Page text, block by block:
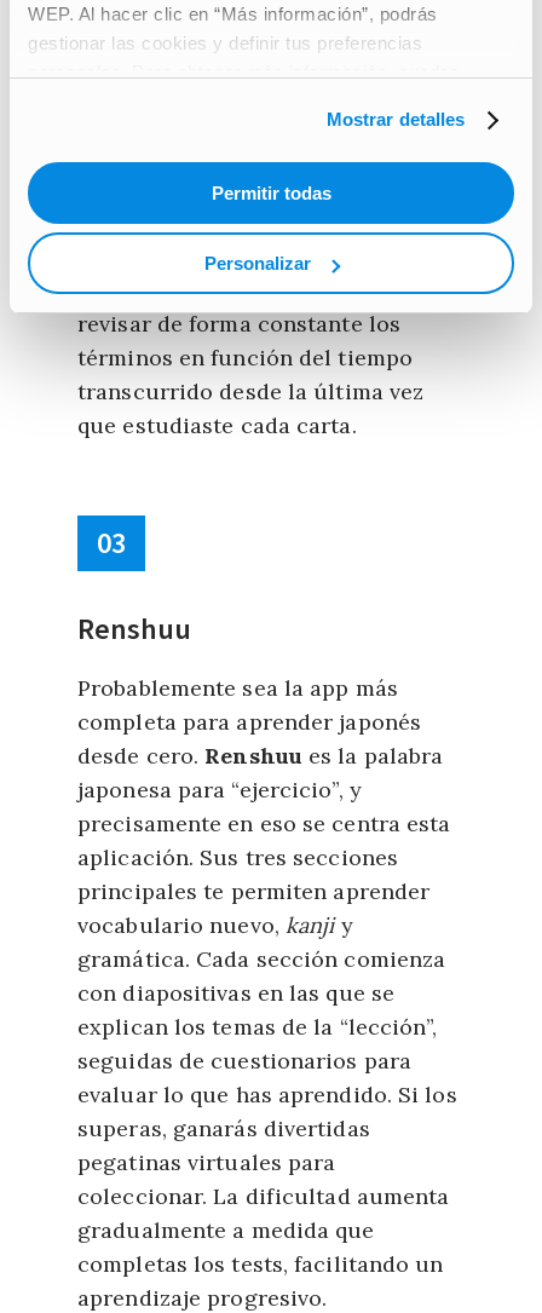
WEP. Al hacer clic en “Más información”, podrás
gestionar las cookies y definir tus preferencias
Mostrar detalles
Permitir todas
Personalizar
función de lo que necesitas
aprender en ese momento. Es una
herramienta útil que puede
acompañarte en las distintas fases
de tu aprendizaje y que resulta
fundamental para repasar.
De hecho, cuenta con la función de
“tarjetas por repasar” que permite
revisar de forma constante los
términos en función del tiempo
transcurrido desde la última vez
que estudiaste cada carta.
03
Renshuu
Probablemente sea la app más
completa para aprender japonés
desde cero. Renshuu es la palabra
japonesa para “ejercicio”, y
precisamente en eso se centra esta
aplicación. Sus tres secciones
principales te permiten aprender
vocabulario nuevo, kanjiy
gramática. Cada sección comienza
con diapositivas en las que se
explican los temas de la “lección”,
seguidas de cuestionarios para
evaluar lo que has aprendido. Si los
superas, ganarás divertidas
pegatinas virtuales para
coleccionar. La dificultad aumenta
gradualmente a medida que
completas los tests, facilitando un
aprendizaje progresivo.